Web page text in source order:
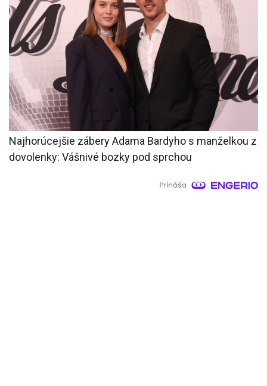
Najhorúcejšie zábery Adama Bardyho s manželkou z
dovolenky: Vášnivé bozky pod sprchou